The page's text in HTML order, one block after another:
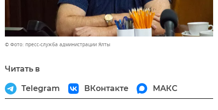
© Фото: пресс-служба администрации Ялты
Читать в
Telegram ВКонтакте МАКС